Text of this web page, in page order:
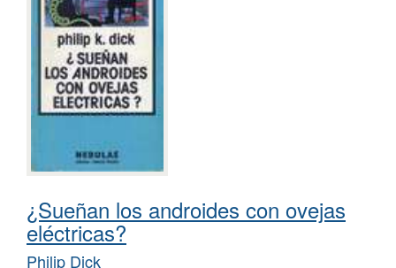
¿Sueñan los androides con ovejas
eléctricas?
Philip Dick